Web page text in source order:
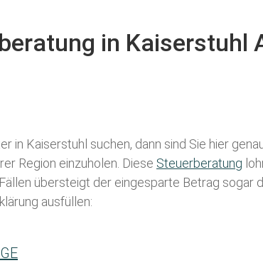
in Kaiserstuhl
in Kaiserstuhl suchen, dann sind Sie hier
Region einzuholen. Diese Steuerberatung
übersteigt der eingesparte Betrag
ausfüllen: